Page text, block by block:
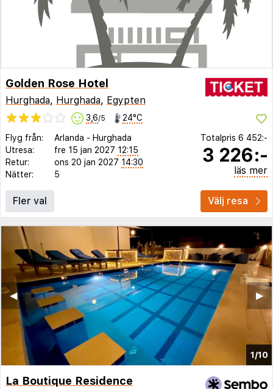
Golden Rose Hotel
Hurghada, Hurghada, Egypten
3,6/5 24°C
Flyg från: Arlanda - Hurghada
Utresa:
fre 15 jan 2027 12:15
Retur:
ons 20 jan 2027 14:30
Nätter:
5
Totalpris 6 452:-
3 226:-
läs mer
Fler val Välj resa
1/10
▶︎
◀︎
La Boutique Residence